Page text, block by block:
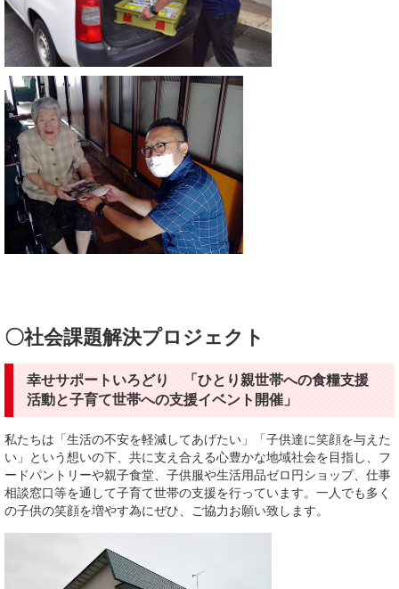
〇社会課題解決プロジェクト
幸せサポートいろどり 「ひとり親世帯への食糧支援
活動と子育て世帯への支援イベント開催」
私たちは「生活の不安を軽減してあげたい」「子供達に笑顔を与えた
い」という想いの下、共に支え合える心豊かな地域社会を目指し、フ
ードパントリーや親子食堂、子供服や生活用品ゼロ円ショップ、仕事
相談窓口等を通して子育て世帯の支援を行っています。一人でも多く
の子供の笑顔を増やす為にぜひ、ご協力お願い致します。